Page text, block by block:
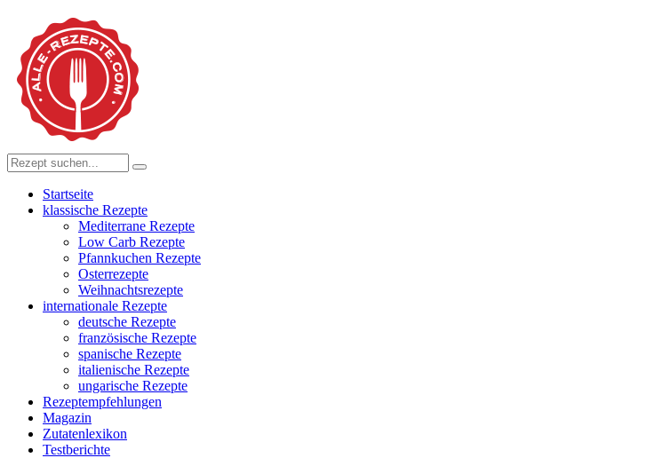
Startseite
klassische Rezepte
Mediterrane Rezepte
Low Carb Rezepte
Pfannkuchen Rezepte
Osterrezepte
Weihnachtsrezepte
internationale Rezepte
deutsche Rezepte
französische Rezepte
spanische Rezepte
italienische Rezepte
ungarische Rezepte
Rezeptempfehlungen
Magazin
Zutatenlexikon
Testberichte